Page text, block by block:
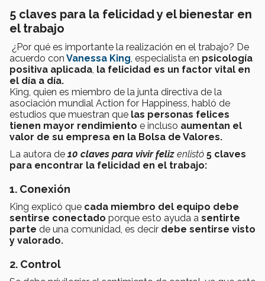
5 claves para la felicidad y el bienestar en
el trabajo
¿Por qué es importante la realización en el trabajo? De
acuerdo con Vanessa King, especialista en psicología
positiva aplicada, la felicidad es un factor vital en
el día a día.
King, quien es miembro de la junta directiva de la
asociación mundial Action for Happiness, habló de
estudios que muestran que las personas felices
tienen mayor rendimiento e incluso aumentan el
valor de su empresa en la Bolsa de Valores.
La autora de 10 claves para vivir feliz enlistó 5 claves
para encontrar la felicidad en el trabajo:
1. Conexión
King explicó que cada miembro del equipo debe
sentirse conectado porque esto ayuda a sentirte
parte de una comunidad, es decir debe sentirse visto
y valorado.
2. Control